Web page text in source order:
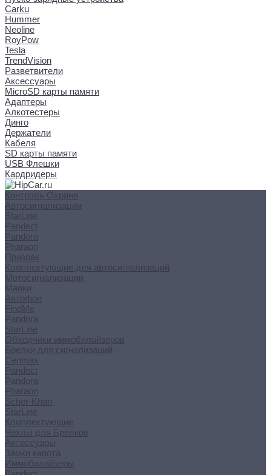
Carku
Hummer
Neoline
RoyPow
Tesla
TrendVision
Разветвители
Аксессуары
MicroSD карты памяти
Адаптеры
Алкотестеры
Динго
Держатели
Кабеля
SD карты памяти
USB Флешки
Кардридеры
Контроль Охрана
Автосигнализации
StarLine
Pandect
Pandora
Pharaon
Призрак
Комплектующие для автосигнализаций
Мотосигнализации
Маяки
Автофон
FindMe
Pandora
StarLine
Обходчики иммобилайзеров
Брелки для сигнализаций
Cenmax
Pandect
Pandora
Pharaon
Scher-Khan
StarLine
Комплектующие
Чехлы для Брелков
Аксессуары
Замки капота
Иммобилайзеры